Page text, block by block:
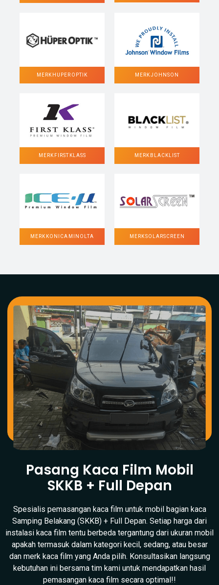
MERK HUPER OPTIK MERK JOHNSON
MERK FIRST KLASS MERK BLACKLIST
MERK KONICA MINOLTA MERK SOLARSCREEN
Pasang Kaca Film Mobil
SKKB + Full Depan
Spesialis pemasangan kaca film untuk mobil bagian kaca
Samping Belakang (SKKB) + Full Depan. Setiap harga dari
instalasi kaca film tentu berbeda tergantung dari ukuran mobil
apakah termasuk dalam kategori kecil, sedang, atau besar
dan merk kaca film yang Anda pilih. Konsultasikan langsung
kebutuhan ini bersama tim kami untuk mendapatkan hasil
pemasangan kaca film secara optimal!!